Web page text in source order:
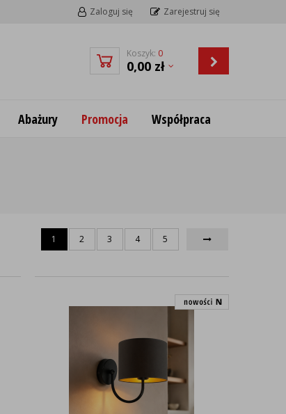
Zaloguj się Zarejestruj się
Koszyk: 0
0,00 zł
Abażury Promocja Współpraca
1 2 3 4 5